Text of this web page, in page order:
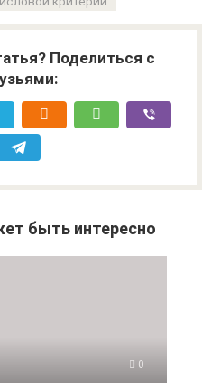
Поделиться с
быть интересно
0